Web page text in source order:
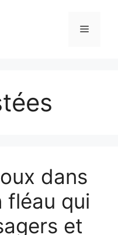
Menu
dans
fléau qui
et